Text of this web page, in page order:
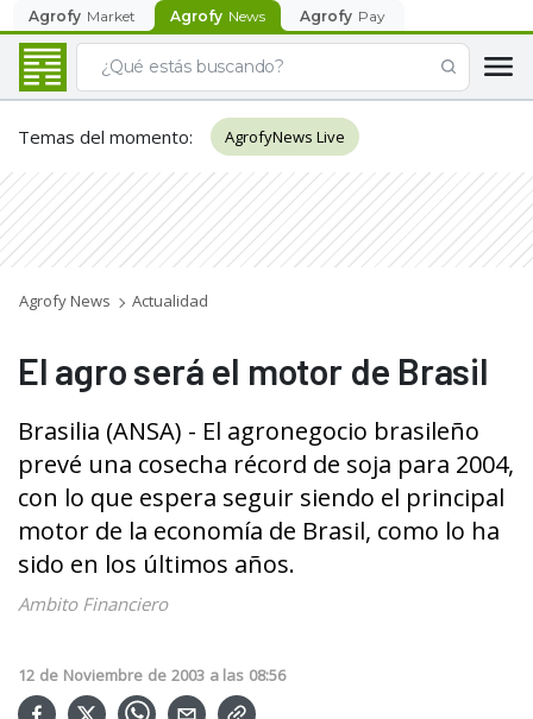
Agrofy Market Agrofy News Agrofy Pay
Temas del momento: AgrofyNews Live
Agrofy News Actualidad
El agro será el motor de Brasil
Brasilia (ANSA) - El agronegocio brasileño
prevé una cosecha récord de soja para 2004,
con lo que espera seguir siendo el principal
motor de la economía de Brasil, como lo ha
sido en los últimos años.
Ambito Financiero
12 de Noviembre de 2003 a las 08:56